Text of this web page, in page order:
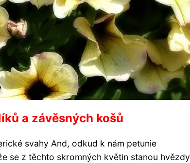
a závěsných košů
svahy And, odkud k nám petunie
se z těchto skromných květin stanou hvězdy